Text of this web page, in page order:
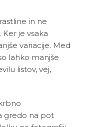
in ne
je vsaka
variacije. Med
lahko manjše
listov, vej,
gredo na pot